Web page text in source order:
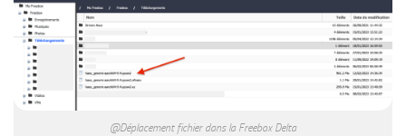
@Déplacement fichier dans la Freebox Delta